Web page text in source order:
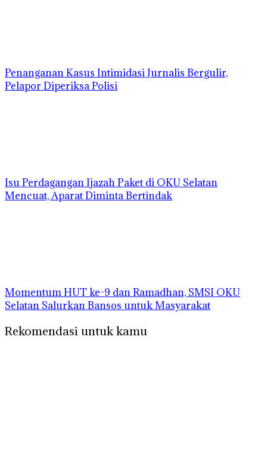
Penanganan Kasus Intimidasi Jurnalis Bergulir,
Pelapor Diperiksa Polisi
Isu Perdagangan Ijazah Paket di OKU Selatan
Mencuat, Aparat Diminta Bertindak
Momentum HUT ke-9 dan Ramadhan, SMSI OKU
Selatan Salurkan Bansos untuk Masyarakat
Rekomendasi untuk kamu